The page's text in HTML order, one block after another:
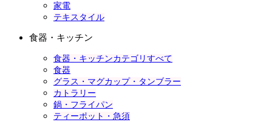
家電
テキスタイル
食器・キッチン
食器・キッチンカテゴリすべて
食器
グラス・マグカップ・タンブラー
カトラリー
鍋・フライパン
ティーポット・急須